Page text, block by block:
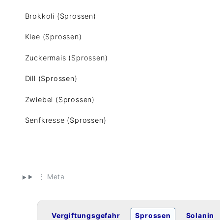
Brokkoli (Sprossen)
Klee (Sprossen)
Zuckermais (Sprossen)
Dill (Sprossen)
Zwiebel (Sprossen)
Senfkresse (Sprossen)
⋮ Meta
Vergiftungsgefahr Sprossen Solanin